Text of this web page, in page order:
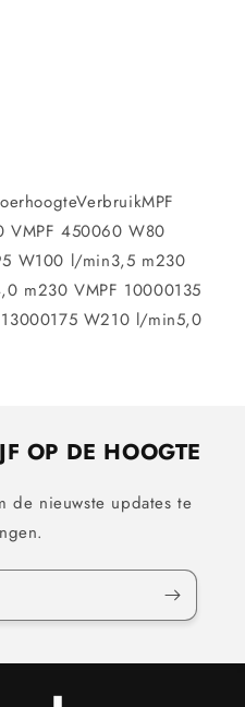
450060 W80
W100 l/min3,5 m230
m230 VMPF 10000135
W210 l/min5,0
OP DE HOOGTE
de nieuwste updates te